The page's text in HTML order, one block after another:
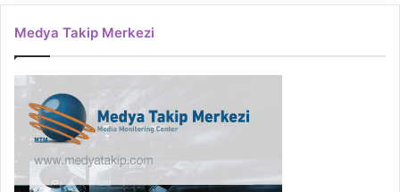
Medya Takip Merkezi